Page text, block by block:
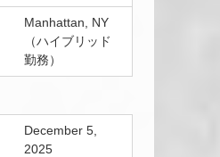
Manhattan, NY
（ハイブリッド
勤務）
December 5,
2025